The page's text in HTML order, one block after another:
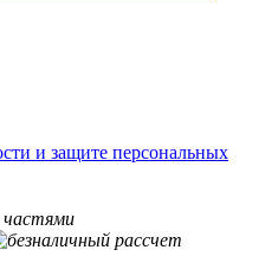
и защите персональных